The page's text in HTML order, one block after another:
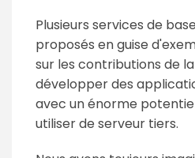
Plusieurs services de
proposés en guise
sur les contributions de
développer des
avec un énorme
utiliser de serveur tiers.